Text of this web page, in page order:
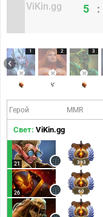
ViKin.gg 5 :
1 2 3
Герой MMR
Свет: ViKin.gg
21 393
26 60